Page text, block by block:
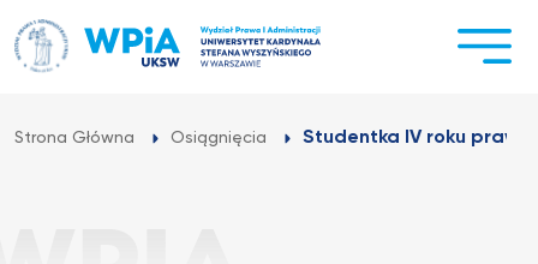
do
treści
Strona Główna Osiągnięcia Studentka IV roku prawa